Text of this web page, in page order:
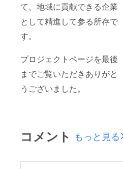
て、地域に貢献できる企業
として精進して参る所存で
す。
プロジェクトページを最後
までご覧いただきありがと
うございました。
コメント もっと見る